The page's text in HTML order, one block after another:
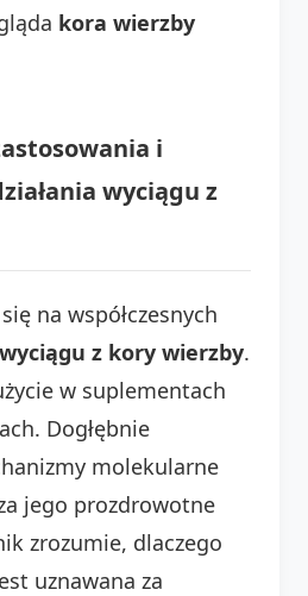
kora wierzby
i
wyciągu z
na współczesnych
wyciągu z kory wierzby.
w suplementach
Dogłębnie
molekularne
jego prozdrowotne
zrozumie, dlaczego
uznawana za